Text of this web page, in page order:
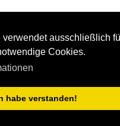
verwendet ausschließlich
Cookies.
habe verstanden!